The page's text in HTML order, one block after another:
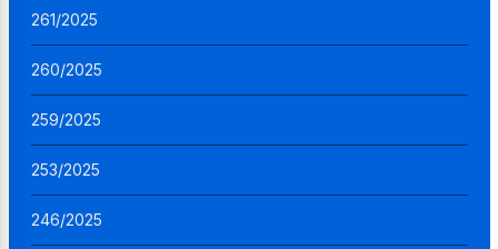
261/2025
260/2025
259/2025
253/2025
246/2025